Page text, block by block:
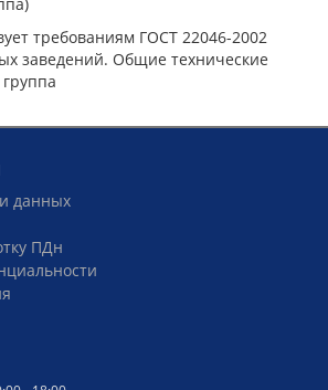
требованиям ГОСТ 22046-2002
заведений. Общие технические
данных
ПДн